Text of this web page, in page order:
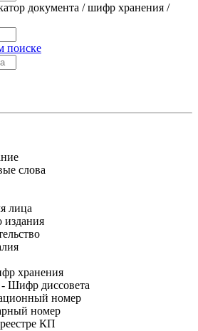
документа / шифр хранения /
поиске
слова
лица
издания
хранения
- Шифр диссовета
номер
номер
КП